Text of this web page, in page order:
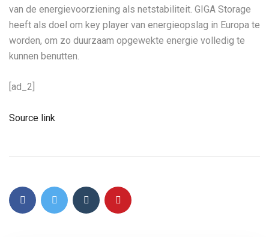
van de energievoorziening als netstabiliteit. GIGA Storage
heeft als doel om key player van energieopslag in Europa te
worden, om zo duurzaam opgewekte energie volledig te
kunnen benutten.
[ad_2]
Source link